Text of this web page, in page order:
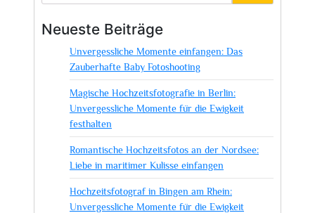
Neueste Beiträge
Unvergessliche Momente einfangen: Das
Zauberhafte Baby Fotoshooting
Magische Hochzeitsfotografie in Berlin:
Unvergessliche Momente für die Ewigkeit
festhalten
Romantische Hochzeitsfotos an der Nordsee:
Liebe in maritimer Kulisse einfangen
Hochzeitsfotograf in Bingen am Rhein:
Unvergessliche Momente für die Ewigkeit